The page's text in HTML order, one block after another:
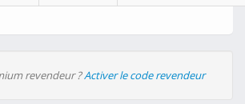
revendeur ?Activer le code revendeur